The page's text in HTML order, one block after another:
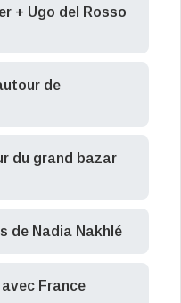
+ Ugo del Rosso
de
du grand bazar
de Nadia Nakhlé
avec France